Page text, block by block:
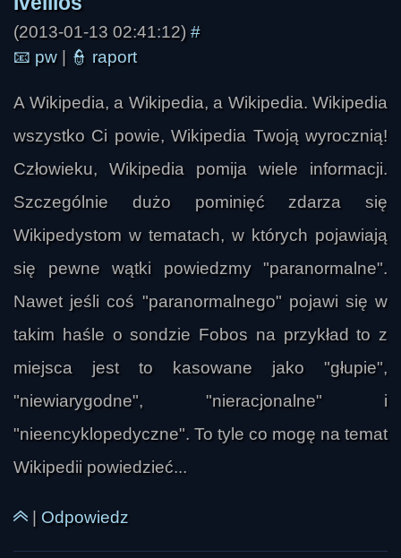
(2013-01-13 02:41:12) #
📧 pw | 👮 raport
A Wikipedia, a Wikipedia, a Wikipedia. Wikipedia
wszystko Ci powie, Wikipedia Twoją wyrocznią!
Człowieku, Wikipedia pomija wiele informacji.
Szczególnie dużo pominięć zdarza się
Wikipedystom w tematach, w których pojawiają
się pewne wątki powiedzmy "paranormalne".
Nawet jeśli coś "paranormalnego" pojawi się w
takim haśle o sondzie Fobos na przykład to z
miejsca jest to kasowane jako "głupie",
"niewiarygodne", "nieracjonalne" i
"nieencyklopedyczne". To tyle co mogę na temat
Wikipedii powiedzieć...
Odpowiedz
Zamyślony
MłotemCzarnąHołotę!